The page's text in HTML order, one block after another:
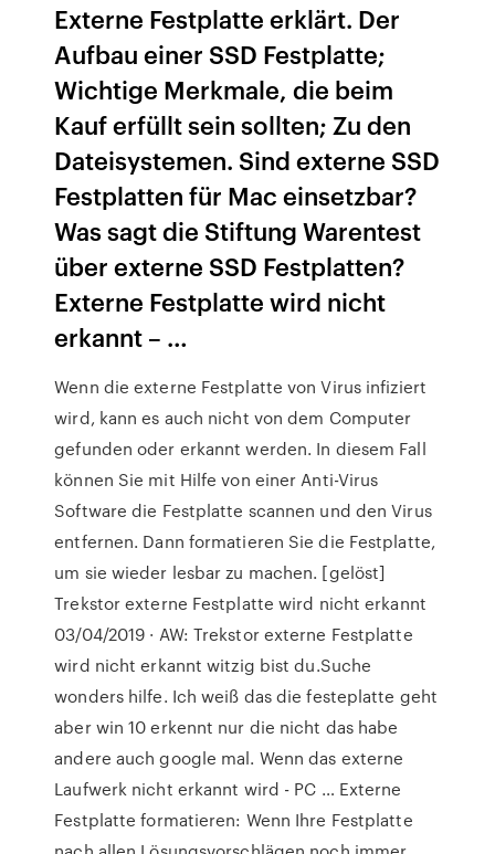
Externe Festplatte erklärt. Der
Aufbau einer SSD Festplatte;
Wichtige Merkmale, die beim
Kauf erfüllt sein sollten; Zu den
Dateisystemen. Sind externe SSD
Festplatten für Mac einsetzbar?
Was sagt die Stiftung Warentest
über externe SSD Festplatten?
Externe Festplatte wird nicht
erkannt – …
Wenn die externe Festplatte von Virus infiziert
wird, kann es auch nicht von dem Computer
gefunden oder erkannt werden. In diesem Fall
können Sie mit Hilfe von einer Anti-Virus
Software die Festplatte scannen und den Virus
entfernen. Dann formatieren Sie die Festplatte,
um sie wieder lesbar zu machen. [gelöst]
Trekstor externe Festplatte wird nicht erkannt
03/04/2019 · AW: Trekstor externe Festplatte
wird nicht erkannt witzig bist du.Suche
wonders hilfe. Ich weiß das die festeplatte geht
aber win 10 erkennt nur die nicht das habe
andere auch google mal. Wenn das externe
Laufwerk nicht erkannt wird - PC … Externe
Festplatte formatieren: Wenn Ihre Festplatte